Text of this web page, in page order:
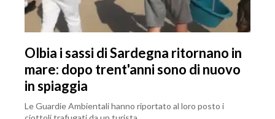
Olbia i sassi di Sardegna ritornano in
mare: dopo trent'anni sono di nuovo
in spiaggia
Le Guardie Ambientali hanno riportato al loro posto i